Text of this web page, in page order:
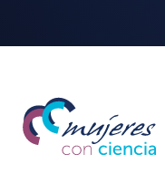
Mujeres
con
ciencia